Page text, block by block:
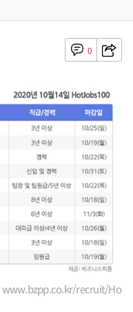
0
www.bzpp.co.kr/recruit/Ho